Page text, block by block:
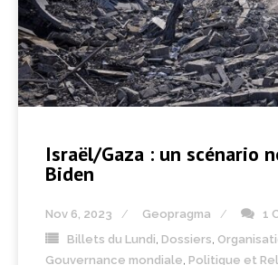
Israël/Gaza : un scénario
Biden
Nov 6, 2023 Geopragma
1
Billets du Lundi, Dossiers,
Gouvernance mondiale, Politique et